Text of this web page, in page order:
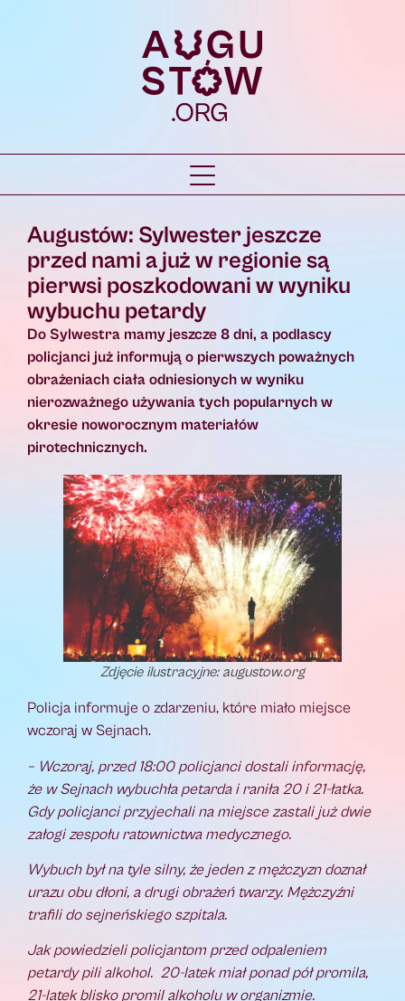
Augustów: Sylwester jeszcze
przed nami a już w regionie są
pierwsi poszkodowani w wyniku
wybuchu petardy
Do Sylwestra mamy jeszcze 8 dni, a podlascy
policjanci już informują o pierwszych poważnych
obrażeniach ciała odniesionych w wyniku
nierozważnego używania tych popularnych w
okresie noworocznym materiałów
pirotechnicznych.
Zdjęcie ilustracyjne: augustow.org
Policja informuje o zdarzeniu, które miało miejsce
wczoraj w Sejnach.
– Wczoraj, przed 18:00 policjanci dostali informację,
że w Sejnach wybuchła petarda i raniła 20 i 21-łatka.
Gdy policjanci przyjechali na miejsce zastali już dwie
załogi zespołu ratownictwa medycznego.
Wybuch był na tyle silny, że jeden z mężczyzn doznał
urazu obu dłoni, a drugi obrażeń twarzy. Mężczyźni
trafili do sejneńskiego szpitala.
Jak powiedzieli policjantom przed odpaleniem
petardy pili alkohol. 20-latek miał ponad pół promila,
21-latek blisko promil alkoholu w organizmie.